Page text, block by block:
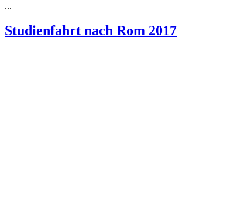
...
Studienfahrt nach Rom 2017